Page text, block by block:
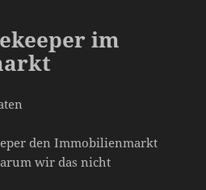
im
den Immobilienmarkt
wir das nicht